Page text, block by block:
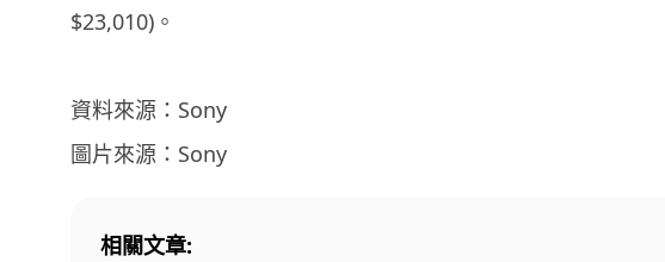
$23,010)。
資料來源：Sony
圖片來源：Sony
相關文章: